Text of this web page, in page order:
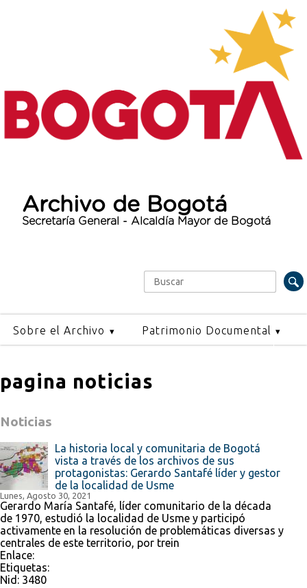
Archivo de Bogotá
Secretaría General - Alcaldía Mayor de Bogotá
Formulario de búsqueda
Buscar
Sobre el Archivo Patrimonio Documental
pagina noticias
Noticias
La historia local y comunitaria de Bogotá
vista a través de los archivos de sus
protagonistas: Gerardo Santafé líder y gestor
de la localidad de Usme
Lunes, Agosto 30, 2021
Gerardo María Santafé, líder comunitario de la década
de 1970, estudió la localidad de Usme y participó
activamente en la resolución de problemáticas diversas y
centrales de este territorio, por trein
Enlace:
Etiquetas:
Nid: 3480